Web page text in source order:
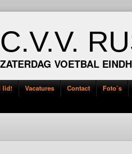
C.V.V.
ZATERDAG VOETBAL
lid! Vacatures Contact Foto’s